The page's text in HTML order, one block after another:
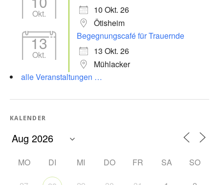
Okt.
10 Okt. 26
Ötisheim
13
Okt.
Begegnungscafé für Trauernde
13 Okt. 26
Mühlacker
alle Veranstaltungen …
KALENDER
MO DI MI DO FR SA SO